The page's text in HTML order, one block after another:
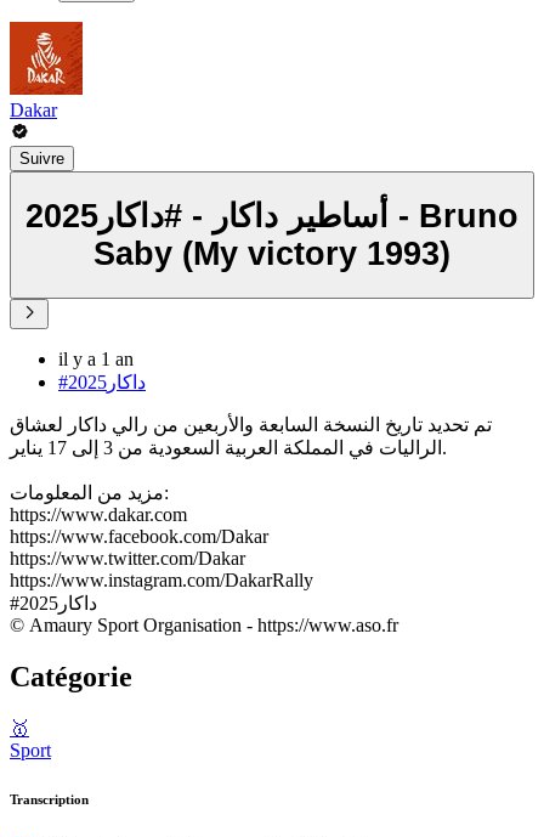
Dakar
Suivre
أساطير داكار - #داكار2025 - Bruno
Saby (My victory 1993)
il y a 1 an
#داكار2025
تم تحديد تاريخ النسخة السابعة والأربعين من رالي داكار لعشاق
الراليات في المملكة العربية السعودية من 3 إلى 17 يناير.
مزيد من المعلومات:
https://www.dakar.com
https://www.facebook.com/Dakar
https://www.twitter.com/Dakar
https://www.instagram.com/DakarRally
#داكار2025
© Amaury Sport Organisation - https://www.aso.fr
Catégorie
🥇
Sport
Transcription